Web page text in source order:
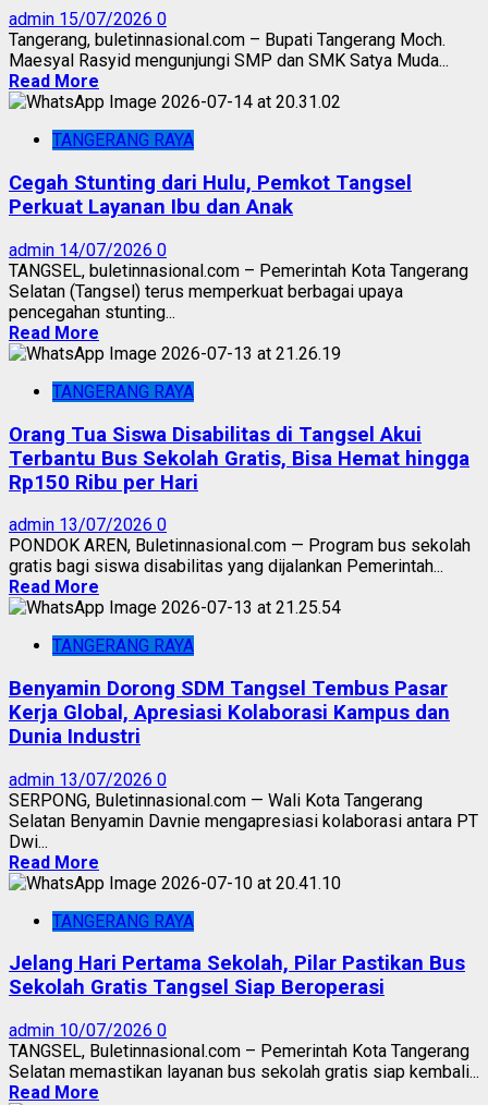
admin 15/07/2026 0
Tangerang, buletinnasional.com – Bupati Tangerang Moch.
Maesyal Rasyid mengunjungi SMP dan SMK Satya Muda...
Read More
TANGERANG RAYA
Cegah Stunting dari Hulu, Pemkot Tangsel
Perkuat Layanan Ibu dan Anak
admin 14/07/2026 0
TANGSEL, buletinnasional.com – Pemerintah Kota Tangerang
Selatan (Tangsel) terus memperkuat berbagai upaya
pencegahan stunting...
Read More
TANGERANG RAYA
Orang Tua Siswa Disabilitas di Tangsel Akui
Terbantu Bus Sekolah Gratis, Bisa Hemat hingga
Rp150 Ribu per Hari
admin 13/07/2026 0
PONDOK AREN, Buletinnasional.com — Program bus sekolah
gratis bagi siswa disabilitas yang dijalankan Pemerintah...
Read More
TANGERANG RAYA
Benyamin Dorong SDM Tangsel Tembus Pasar
Kerja Global, Apresiasi Kolaborasi Kampus dan
Dunia Industri
admin 13/07/2026 0
SERPONG, Buletinnasional.com — Wali Kota Tangerang
Selatan Benyamin Davnie mengapresiasi kolaborasi antara PT
Dwi...
Read More
TANGERANG RAYA
Jelang Hari Pertama Sekolah, Pilar Pastikan Bus
Sekolah Gratis Tangsel Siap Beroperasi
admin 10/07/2026 0
TANGSEL, Buletinnasional.com – Pemerintah Kota Tangerang
Selatan memastikan layanan bus sekolah gratis siap kembali...
Read More